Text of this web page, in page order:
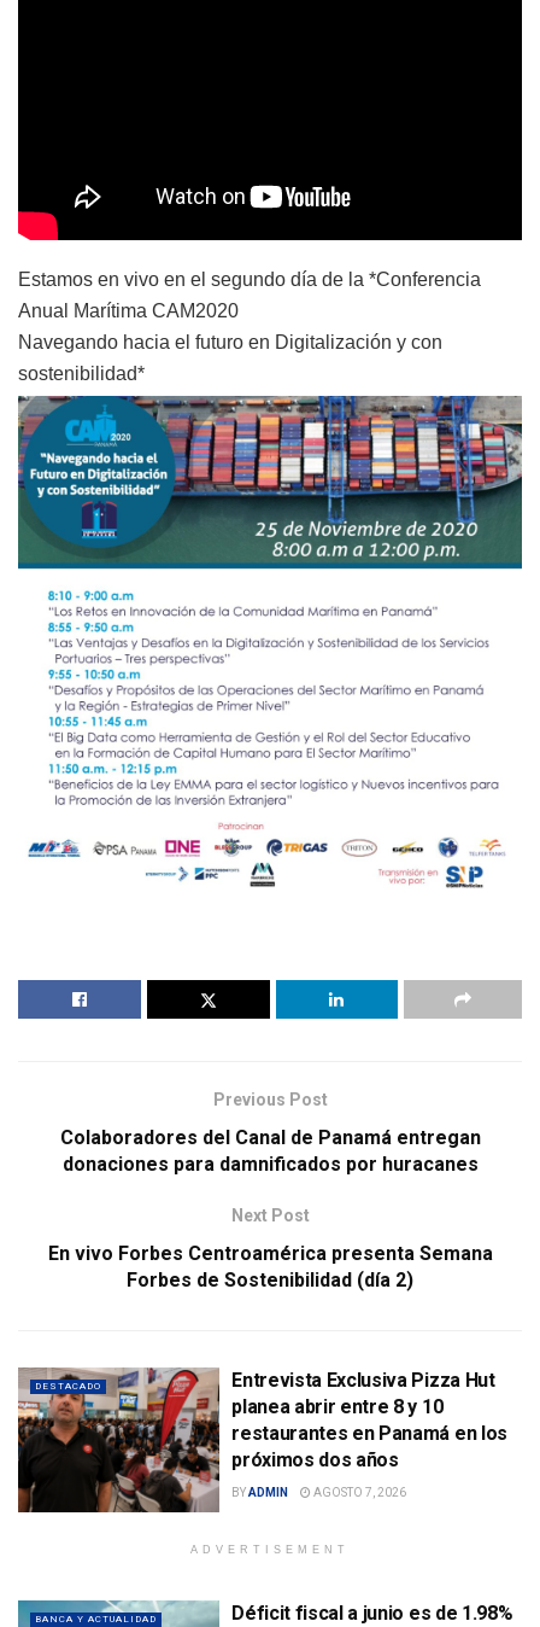
Estamos en vivo en el segundo día de la *Conferencia
Anual Marítima CAM2020
Navegando hacia el futuro en Digitalización y con
sostenibilidad*
Previous Post
Colaboradores del Canal de Panamá entregan
donaciones para damnificados por huracanes
Next Post
En vivo Forbes Centroamérica presenta Semana
Forbes de Sostenibilidad (día 2)
DESTACADO
Entrevista Exclusiva Pizza Hut
planea abrir entre 8 y 10
restaurantes en Panamá en los
próximos dos años
BYADMIN AGOSTO 7, 2026
ADVERTISEMENT
BANCA Y ACTUALIDAD
Déficit fiscal a junio es de 1.98%